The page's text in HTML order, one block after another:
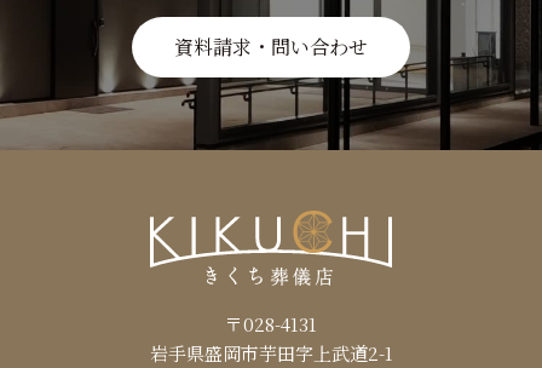
資料請求・問い合わせ
〒028-4131
岩手県盛岡市芋田字上武道2-1